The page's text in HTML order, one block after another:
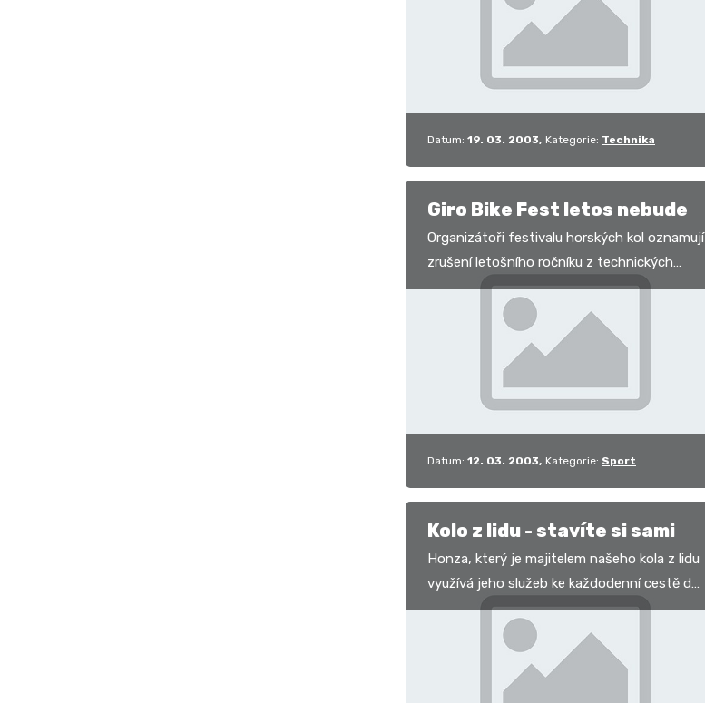
Datum: 19. 03. 2003 Kategorie: Technika
Giro Bike Fest letos nebude
Organizátoři festivalu horských kol oznamují
zrušení letošního ročníku z technických
důvodů. Omlouváme se a věříme, že nám
zachováte přízeň…
Datum: 12. 03. 2003 Kategorie: Sport
Kolo z lidu - stavíte si sami
Honza, který je majitelem našeho kola z lidu
využívá jeho služeb ke každodenní cestě do
práce. Nemá to nejblíže a tak bylo jasné, že